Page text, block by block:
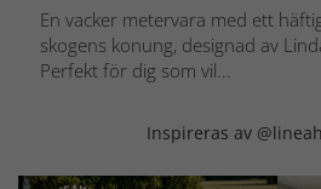
En vacker metervara med ett
skogens konung, designad av
Perfekt för dig som vil...
Inspireras av